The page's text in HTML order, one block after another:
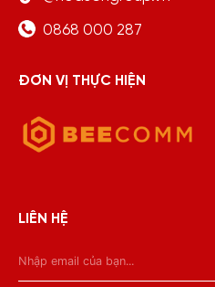
0868 000 287
ĐƠN VỊ THỰC HIỆN
LIÊN HỆ